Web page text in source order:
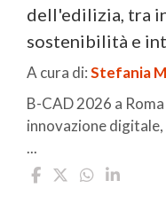
dell'edilizia, tra
sostenibilità e
A cura di:Stefania
B-CAD 2026 a
innovazione
...